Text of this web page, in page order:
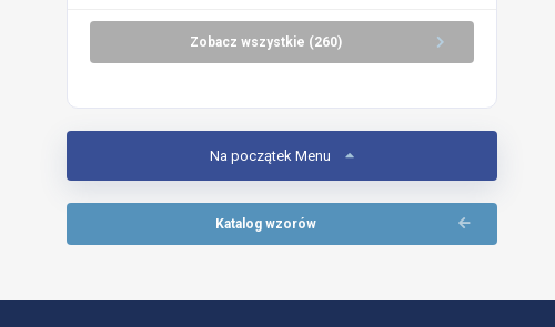
Zobacz wszystkie (260)
Na początek Menu
Katalog wzorów